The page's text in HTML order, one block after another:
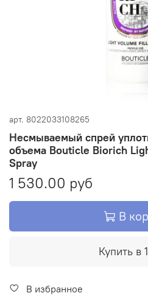
арт. 8022033108265
Несмываемый спрей
объема Bouticle Biorich
Spray
1 530.00 руб
В
Купить в
В избранное